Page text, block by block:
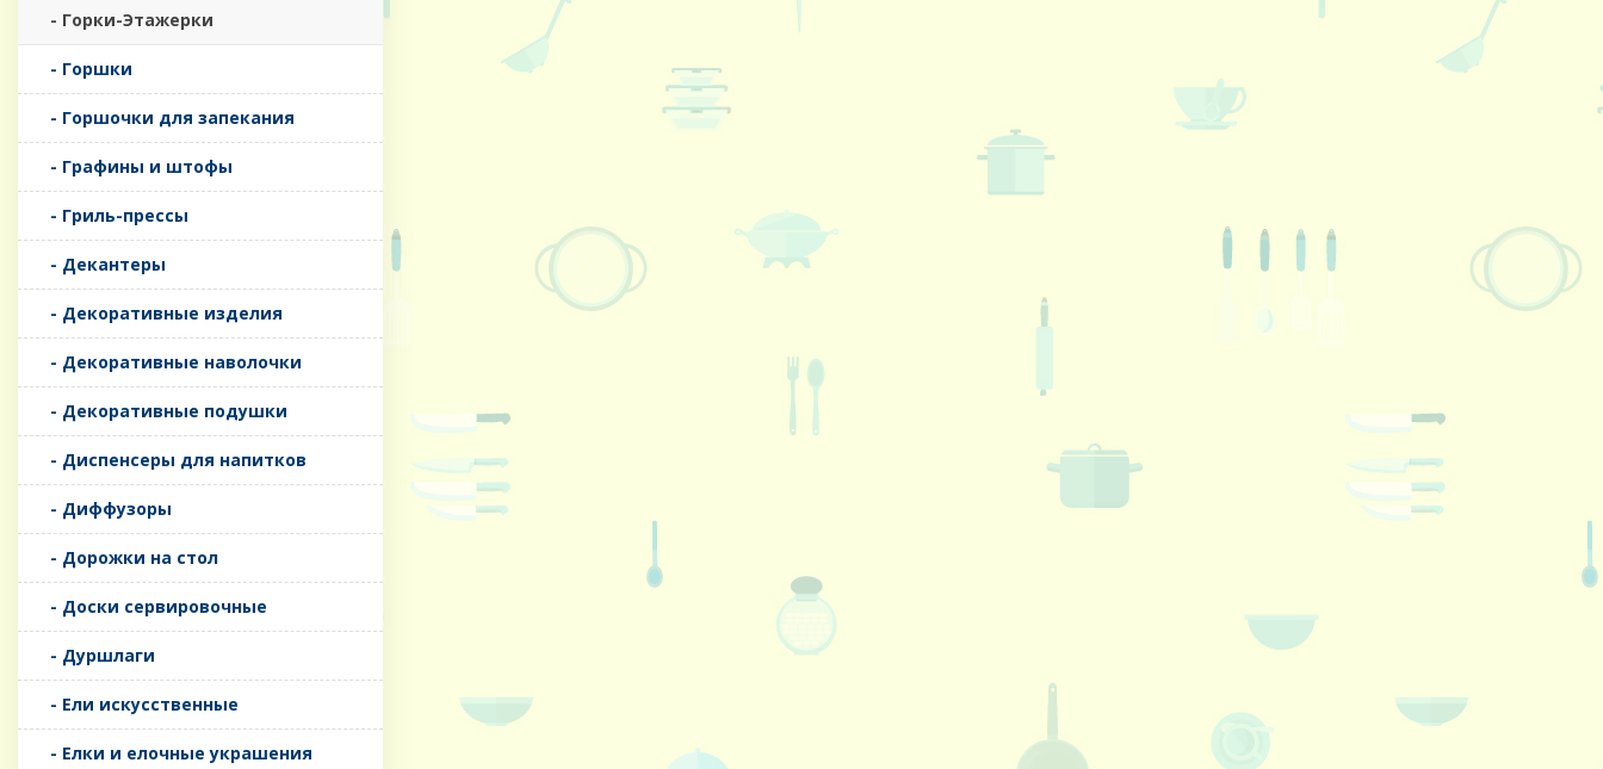
- Горки-Этажерки
- Горшки
- Горшочки для запекания
- Графины и штофы
- Гриль-прессы
- Декантеры
- Декоративные изделия
- Декоративные наволочки
- Декоративные подушки
- Диспенсеры для напитков
- Диффузоры
- Дорожки на стол
- Доски сервировочные
- Дуршлаги
- Ели искусственные
- Елки и елочные украшения